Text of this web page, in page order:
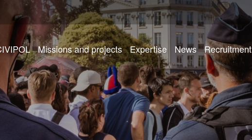
Missions and projects Expertise News Recruitment